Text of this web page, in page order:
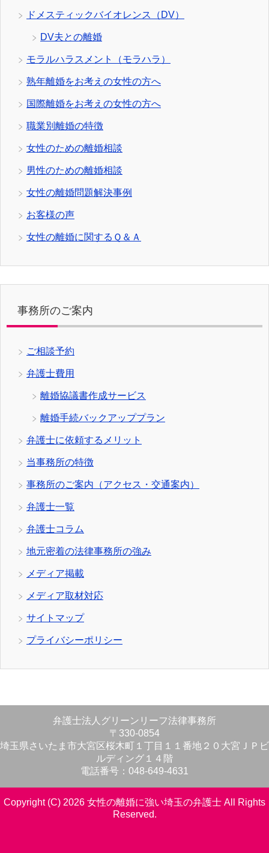
ドメスティックバイオレンス（DV）
DV夫との離婚
モラルハラスメント（モラハラ）
熟年離婚をお考えの女性の方へ
国際離婚をお考えの女性の方へ
職業別離婚の特徴
女性のための離婚相談
男性のための離婚相談
女性の離婚問題解決事例
お客様の声
女性の離婚に関するＱ＆Ａ
事務所のご案内
ご相談予約
弁護士費用
離婚協議書作成サービス
離婚手続バックアッププラン
弁護士に依頼するメリット
当事務所の特徴
事務所のご案内（アクセス・交通案内）
弁護士一覧
弁護士コラム
地元密着の法律事務所の強み
メディア掲載
メディア取材対応
サイトマップ
プライバシーポリシー
弁護士法人グリーンリーフ法律事務所
〒330-0854
埼玉県さいたま市大宮区桜木町１丁目１１番地２０大宮ＪＰビ
ルディング１４階
電話番号：048-649-4631
Copyright (C) 2026 女性の離婚に強い埼玉の弁護士 All Rights
Reserved.